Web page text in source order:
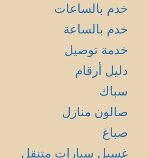
خدم بالساعات
خدم بالساعة
خدمة توصيل
دليل أرقام
سباك
صالون منازل
صباغ
غسيل سيارات متنقل